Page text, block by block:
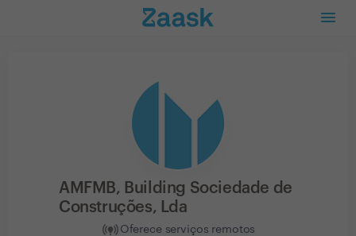
AMFMB, Building Sociedade de
Construções, Lda
Oferece serviços remotos